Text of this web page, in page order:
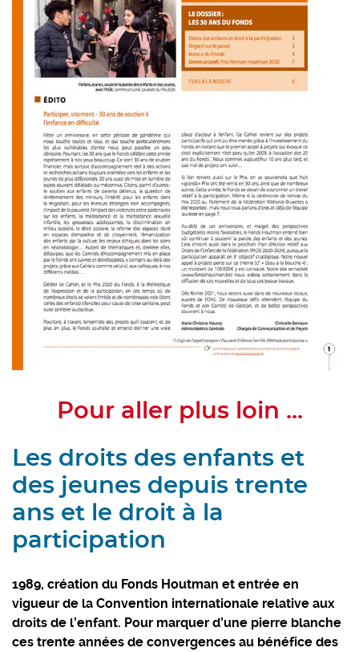
Pour aller plus loin ...
Les droits des enfants et
des jeunes depuis trente
ans et le droit à la
participation
1989, création du Fonds Houtman et entrée en
vigueur de la Convention internationale relative aux
droits de l’enfant. Pour marquer d’une pierre blanche
ces trente années de convergences au bénéfice des